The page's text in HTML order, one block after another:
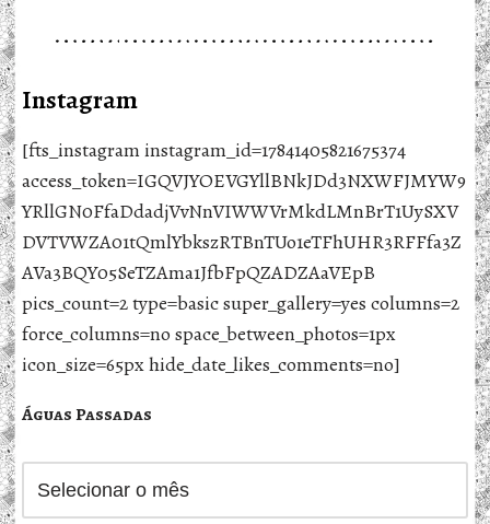
Instagram
[fts_instagram instagram_id=17841405821675374
access_token=IGQVJYOEVGYllBNkJDd3NXWFJMYW9
YRllGN0FfaDdadjVvNnVIWWVrMkdLMnBrT1UySXV
DVTVWZA01tQmlYbkszRTBnTUo1eTFhUHR3RFFfa3Z
AVa3BQY05SeTZAma1JfbFpQZADZAaVEpB
pics_count=2 type=basic super_gallery=yes columns=2
force_columns=no space_between_photos=1px
icon_size=65px hide_date_likes_comments=no]
Águas Passadas